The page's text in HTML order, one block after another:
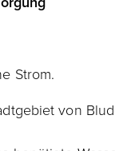
Strom.
von